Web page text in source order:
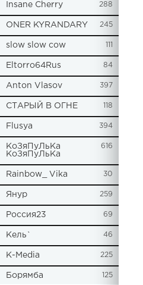
Insane Cherry 288
ONER KYRANDARY 245
slow slow cow 111
Eltorro64Rus 84
Anton Vlasov 397
СТАРЫЙ В ОГНЕ 118
Flusya 394
КоЗяПуЛьКа
КоЗяПуЛьКа
616
Rainbow_ Vika 30
Янур 259
Россия23 69
Кель` 46
К-Media 225
Борямба 125